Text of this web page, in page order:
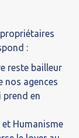
:
reste bailleur
nos agences
prend en
et Humanisme